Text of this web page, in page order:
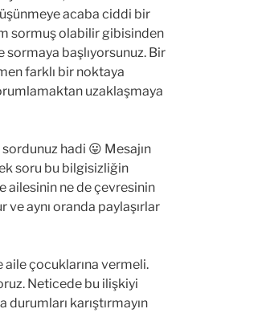
acaba ciddi bir
sormuş olabilir gibisinden
sormaya başlıyorsunuz. Bir
farklı bir noktaya
uzaklaşmaya
hadi 😛 Mesajın
soru bu bilgisizliğin
ailesinin ne de çevresinin
ve aynı oranda paylaşırlar
çocuklarına vermeli.
Neticede bu ilişkiyi
karıştırmayın